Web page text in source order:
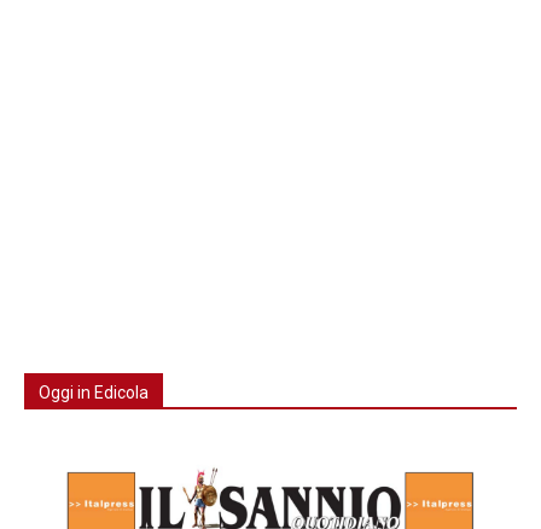
Oggi in Edicola